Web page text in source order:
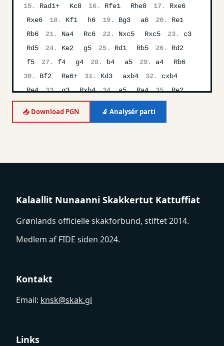
15.
Rad1+ Kc8 16. Rfe1 Rhe8 17.
Rxe6
Rxe6
18. Kf1 h6 19. Bg3 a6 20.
Re1
Rb6
21. Na4 Rc6 22. Nxc5 Rxc5 23.
c3
Rd5
24. Ke2 g5 25. Rd1 Rb5 26.
Rd2
f5
27. f4 g4 28. b4 a5 29. a4
Rb6
30.
Bf2 Re6+ 31. Kd3 axb4 32.
cxb4
Re4
33. g3 Rxb4 34. a5 Ra4 35. Re2
Rxa5
36. Re5 Rxe5
Ke6 40.
📥 Download PGN 🔬 Analysér parti
Kalaallit Nunaanni Skakkertut Kattuffiat
Grønlands officielle skakforbund, stiftet 2014.
Medlem af FIDE siden 2024.
Kontakt
Email: knsk@skak.gl
Links